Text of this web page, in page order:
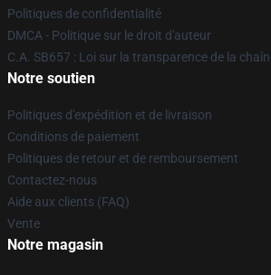
Politiques de confidentialité
DMCA - Politique sur le droit d'auteur
C.A. SB657 : Loi sur la transparence de la
Notre soutien
Politiques d'expédition et de livraison
Conditions de paiement
Politiques de retour et de remboursement
Contactez-nous
Aide aux clients (FAQ)
Vente
Notre magasin